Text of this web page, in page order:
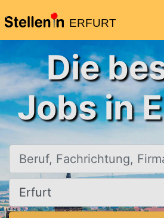
ERFURT
Die
Jobs in
Beruf, Fachrichtung, Firma
Ort, Stadt